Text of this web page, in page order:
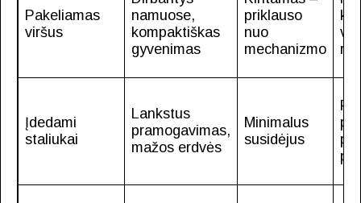
Pakeliamas
viršus
namuose,
kompaktiškas
gyvenimas
priklauso
nuo
mechanizmo
Įdedami
staliukai
Lankstus
pramogavimas,
mažos erdvės
Minimalus
susidėjus